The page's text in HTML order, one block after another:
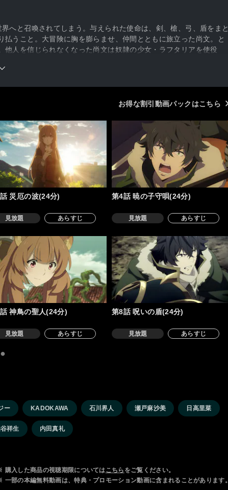
へと召喚されてしまう。与えられた使命は、剣、槍、弓、盾をまと
うこと。大冒険に胸を膨らませ、仲間とともに旅立った尚文。と
人を信じられなくなった尚文は奴隷の少女・ラフタリアを使役
お得な割引動画パックはこちら
災厄の波(24分)
見放題 あらすじ
第4話 暁の子守唄(24分)
見放題 あらすじ
神鳥の聖人(24分)
見放題 あらすじ
第8話 呪いの盾(24分)
見放題 あらすじ
ー KADOKAWA 石川界人 瀬戸麻沙美 日高里菜
祥生 内田真礼
購入した商品の視聴期限についてはこちら をご覧ください。
一部の本編無料動画は、特典・プロモーション動画に含まれることがあります。